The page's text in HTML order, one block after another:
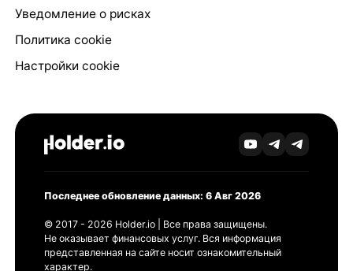
Уведомление о рисках
Политика cookie
Настройки cookie
Последнее обновление данных: 6 Авг 2026
© 2017 - 2026 Holder.io | Все права защищены.
Не оказывает финансовых услуг. Вся информация
представленная на сайте носит ознакомительный
характер.